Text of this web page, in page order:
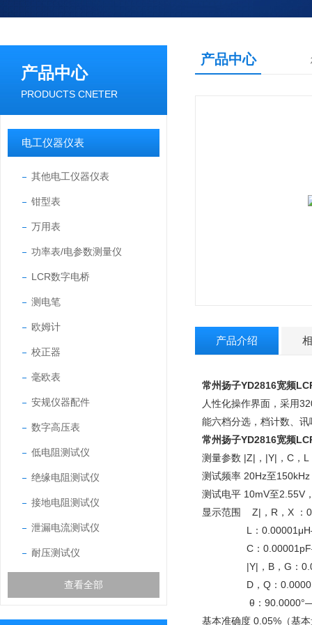
产品中心
PRODUCTS CNETER
电工仪器仪表
其他电工仪器仪表
钳型表
万用表
功率表/电参数测量仪
LCR数字电桥
测电笔
欧姆计
校正器
毫欧表
安规仪器配件
数字高压表
低电阻测试仪
绝缘电阻测试仪
接地电阻测试仪
泄漏电流测试仪
耐压测试仪
查看全部
产品中心
产品介绍
常州扬子YD2816宽频
人性化操作界面，采用
能六档分选，档计数、
常州扬子YD2816宽频
测量参数 |Z|，|Y|，C，
测试频率 20Hz至
测试电平 10mV至2.55V
显示范围 Z|，R，X ：
L：
C：
|Y|，B，G：
D，Q：
θ：
基本准确度 0.05%（基